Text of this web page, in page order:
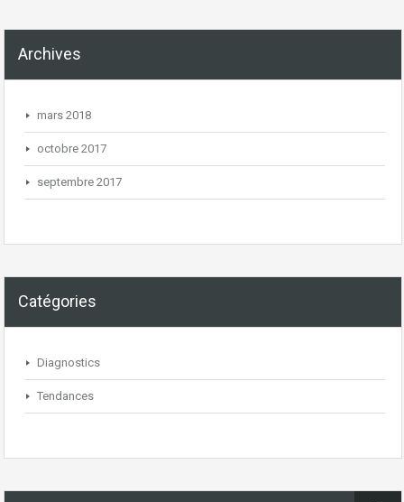
Archives
mars 2018
octobre 2017
septembre 2017
Catégories
Diagnostics
Tendances